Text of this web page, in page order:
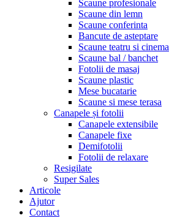
Scaune profesionale
Scaune din lemn
Scaune conferinta
Bancute de asteptare
Scaune teatru si cinema
Scaune bal / banchet
Fotolii de masaj
Scaune plastic
Mese bucatarie
Scaune si mese terasa
Canapele și fotolii
Canapele extensibile
Canapele fixe
Demifotolii
Fotolii de relaxare
Resigilate
Super Sales
Articole
Ajutor
Contact